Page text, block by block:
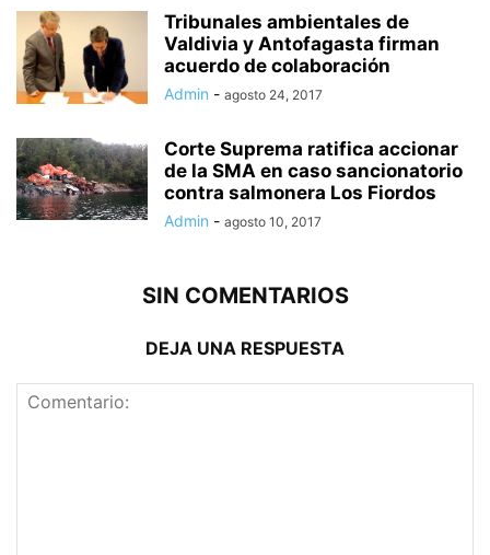
Tribunales ambientales de
Valdivia y Antofagasta firman
acuerdo de colaboración
Admin - agosto 24, 2017
Corte Suprema ratifica accionar
de la SMA en caso sancionatorio
contra salmonera Los Fiordos
Admin - agosto 10, 2017
SIN COMENTARIOS
DEJA UNA RESPUESTA